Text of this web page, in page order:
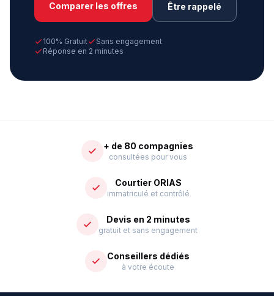
Comparer les offres Être rappelé
100% Gratuit
Sans engagement
Réponse en 2 minutes
+ de 80 compagnies
consultées pour vous
Courtier ORIAS
immatriculé et contrôlé
Devis en 2 minutes
gratuit et sans engagement
Conseillers dédiés
à votre écoute